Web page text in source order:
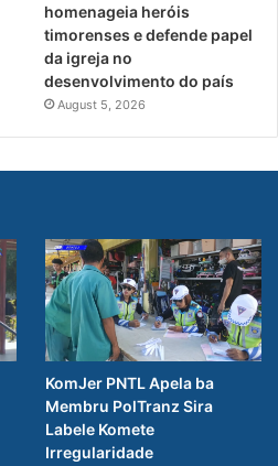
homenageia heróis
timorenses e defende papel
da igreja no
desenvolvimento do país
August 5, 2026
KomJer PNTL Apela ba
Membru PolTranz Sira
Labele Komete
Irregularidade